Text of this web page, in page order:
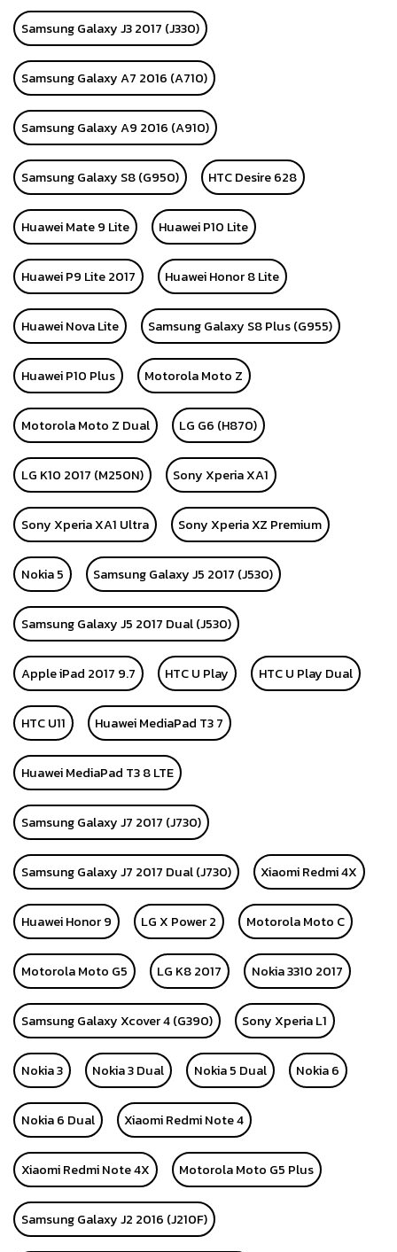
Samsung Galaxy J3 2017 (J330)
Samsung Galaxy A7 2016 (A710)
Samsung Galaxy A9 2016 (A910)
Samsung Galaxy S8 (G950) HTC Desire 628
Huawei Mate 9 Lite Huawei P10 Lite
Huawei P9 Lite 2017 Huawei Honor 8 Lite
Huawei Nova Lite Samsung Galaxy S8 Plus (G955)
Huawei P10 Plus Motorola Moto Z
Motorola Moto Z Dual LG G6 (H870)
LG K10 2017 (M250N) Sony Xperia XA1
Sony Xperia XA1 Ultra Sony Xperia XZ Premium
Nokia 5 Samsung Galaxy J5 2017 (J530)
Samsung Galaxy J5 2017 Dual (J530)
Apple iPad 2017 9.7 HTC U Play HTC U Play Dual
HTC U11 Huawei MediaPad T3 7
Huawei MediaPad T3 8 LTE
Samsung Galaxy J7 2017 (J730)
Samsung Galaxy J7 2017 Dual (J730) Xiaomi Redmi 4X
Huawei Honor 9 LG X Power 2 Motorola Moto C
Motorola Moto G5 LG K8 2017 Nokia 3310 2017
Samsung Galaxy Xcover 4 (G390) Sony Xperia L1
Nokia 3 Nokia 3 Dual Nokia 5 Dual Nokia 6
Nokia 6 Dual Xiaomi Redmi Note 4
Xiaomi Redmi Note 4X Motorola Moto G5 Plus
Samsung Galaxy J2 2016 (J210F)